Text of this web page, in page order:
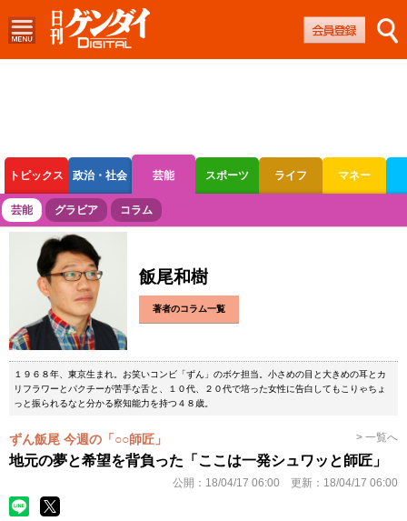
トピックス 政治・社会 芸能 スポーツ ライフ マネー
ボートレース 競輪 オートレース
芸能 グラビア コラム
飯尾和樹
著者のコラム一覧
１９６８年、東京生まれ。お笑いコンビ「ずん」のボケ担当。小さめの目と大きめの耳とカ
リフラワーとパクチーが苦手な舌と、１０代、２０代で培った女性に告白してもこりゃちょ
っと振られるなと分かる察知能力を持つ４８歳。
ずん飯尾 今週の「○○師匠」 > 一覧へ
地元の夢と希望を背負った「ここは一発シュワッと師匠」
公開： 18/04/17 06:00 更新： 18/04/17 06:00